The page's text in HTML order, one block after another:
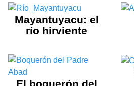
Mayantuyacu: el
río hirviente